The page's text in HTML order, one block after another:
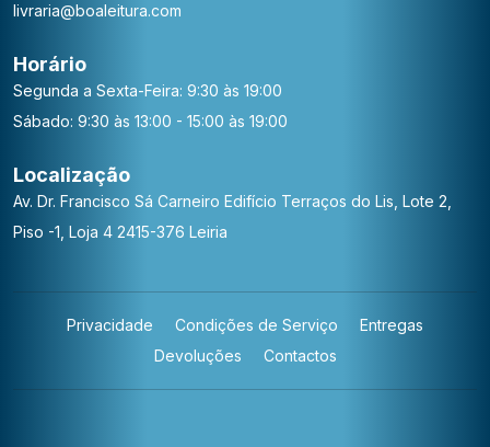
livraria@boaleitura.com
Horário
Segunda a Sexta-Feira: 9:30 às 19:00
Sábado: 9:30 às 13:00 - 15:00 às 19:00
Localização
Av. Dr. Francisco Sá Carneiro Edifício Terraços do Lis, Lote 2,
Piso -1, Loja 4 2415-376 Leiria
Privacidade Condições de Serviço
Entregas
Devoluções
Contactos